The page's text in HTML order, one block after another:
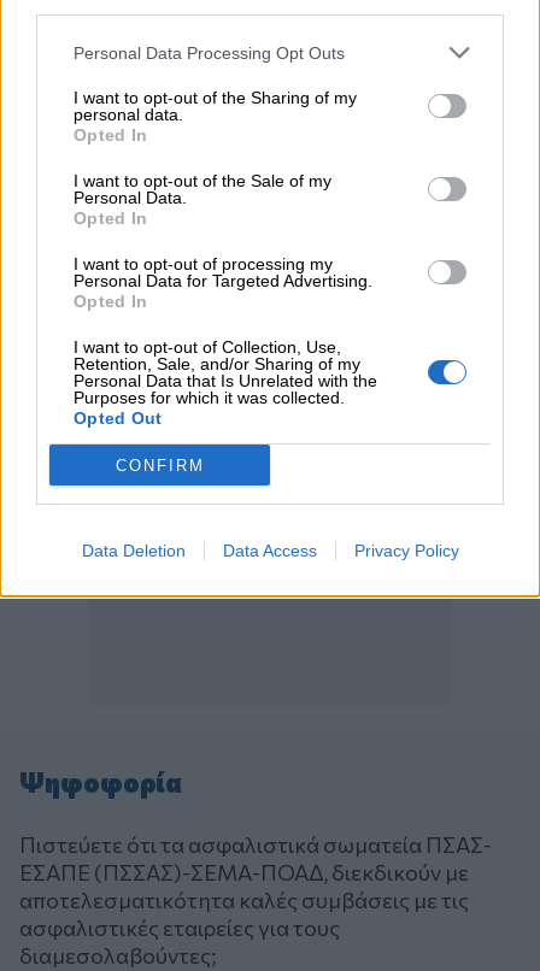
Personal Data Processing Opt Outs
I want to opt-out of the Sharing of my
personal data.
Opted In
I want to opt-out of the Sale of my
Personal Data.
Opted In
I want to opt-out of processing my
Personal Data for Targeted Advertising.
Opted In
I want to opt-out of Collection, Use,
Retention, Sale, and/or Sharing of my
Personal Data that Is Unrelated with the
Purposes for which it was collected.
Opted Out
CONFIRM
Data Deletion Data Access Privacy Policy
Σπύρος Γεωργαράς - «ΥΓΕΙΑ» / Ερευνητικό και Θεραπευτικό
Ινστιτούτο ΟΦΘΑΛΜΟΣ
04.08.2026 - 11:46
04.08.2026 - 11:26
Ψηφοφορία
Πιστεύετε ότι τα ασφαλιστικά σωματεία ΠΣΑΣ-
ΕΣΑΠΕ (ΠΣΣΑΣ)-ΣΕΜΑ-ΠΟΑΔ, διεκδικούν με
αποτελεσματικότητα καλές συμβάσεις με τις
ασφαλιστικές εταιρείες για τους
διαμεσολαβούντες;